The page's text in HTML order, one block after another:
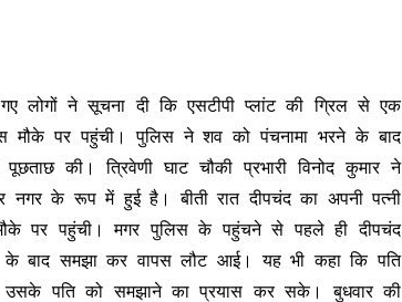
लोगों ने सूचना दी कि एसटीपी प्लांट की ग्रिल से एक
पर पहुंची। पुलिस ने शव को पंचनामा भरने के बाद
की। त्रिवेणी घाट चौकी प्रभारी विनोद कुमार ने
नगर के रूप में हुई है। बीती रात दीपचंद का अपनी पत्नी
पर पहुंची। मगर पुलिस के पहुंचने से पहले ही दीपचंद
के बाद समझा कर वापस लौट आई। यह भी कहा कि पति
पति को समझाने का प्रयास कर सके। बुधवार की